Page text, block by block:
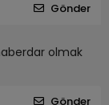
Gönder
olmak
Gönder